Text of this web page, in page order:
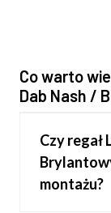
Co warto
Dab Nash /
Czy regał
montażu?